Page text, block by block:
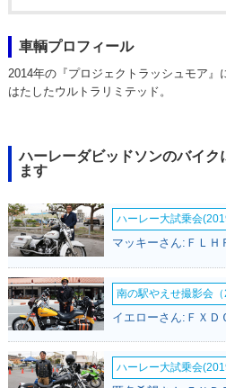
車輌プロフィール
2014年の『プロジェクトラッシュモア』
はたしたウルトラリミテッド。
ハーレーダビッドソンのバイク
ます
ハーレー大試乗会
南の駅やえせ撮影会
ハーレー大試乗会